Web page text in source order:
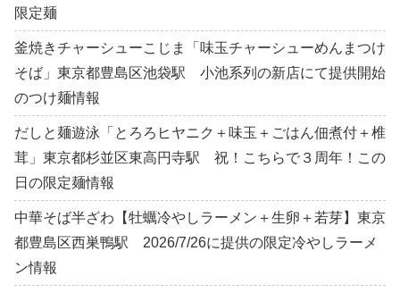
限定麺
釜焼きチャーシューこじま「味玉チャーシューめんまつけ
そば」東京都豊島区池袋駅 小池系列の新店にて提供開始
のつけ麺情報
だしと麺遊泳「とろろヒヤニク＋味玉＋ごはん佃煮付＋椎
茸」東京都杉並区東高円寺駅 祝！こちらで３周年！この
日の限定麺情報
中華そば半ざわ【牡蠣冷やしラーメン＋生卵＋若芽】東京
都豊島区西巣鴨駅 2026/7/26に提供の限定冷やしラーメ
ン情報